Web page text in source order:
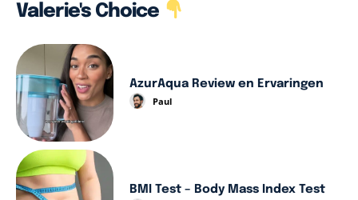
Valerie's Choice
AzurAqua Review en Ervaringen
Paul
BMI Test – Body Mass Index Test